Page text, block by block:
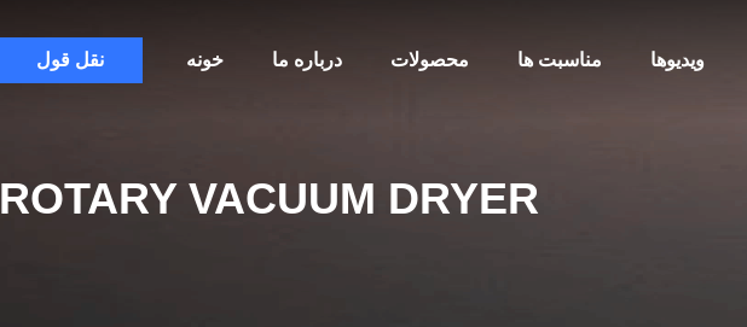
خونه درباره ما محصولات مناسبت ها ویدیوها نقل قول
ROTARY VACUUM DRYER